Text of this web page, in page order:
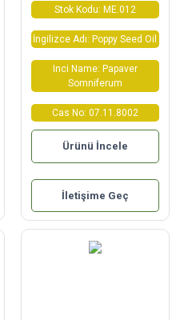
Stok Kodu: ME.012
İngilizce Adı: Poppy Seed Oil
Inci Name: Papaver
Somniferum
Cas No: 07.11.8002
Ürünü İncele
İletişime Geç